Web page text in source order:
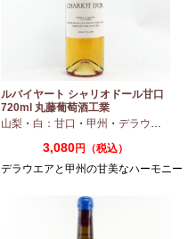
ルバイヤート シャリオドール甘口
720ml 丸藤葡萄酒工業
山梨 ・ 白：甘口 ・ 甲州 ・ デラウエア
3,080円（税込）
デラウエアと甲州の甘美なハーモニー